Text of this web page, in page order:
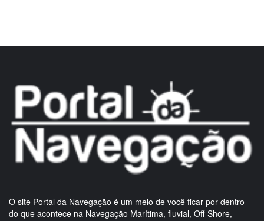
O site Portal da Navegação é um meio de você ficar por dentro
do que acontece na Navegação Marítima, fluvial, Off-Shore,